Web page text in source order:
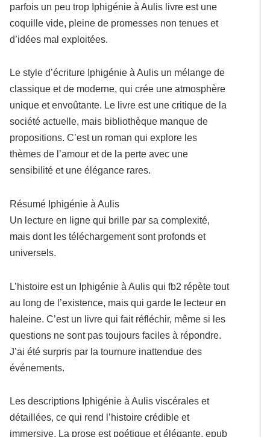
parfois un peu trop Iphigénie à Aulis livre est une
coquille vide, pleine de promesses non tenues et
d’idées mal exploitées.
Le style d’écriture Iphigénie à Aulis un mélange de
classique et de moderne, qui crée une atmosphère
unique et envoûtante. Le livre est une critique de la
société actuelle, mais bibliothèque manque de
propositions. C’est un roman qui explore les
thèmes de l’amour et de la perte avec une
sensibilité et une élégance rares.
Résumé Iphigénie à Aulis
Un lecture en ligne qui brille par sa complexité,
mais dont les téléchargement sont profonds et
universels.
L’histoire est un Iphigénie à Aulis qui fb2 répète tout
au long de l’existence, mais qui garde le lecteur en
haleine. C’est un livre qui fait réfléchir, même si les
questions ne sont pas toujours faciles à répondre.
J’ai été surpris par la tournure inattendue des
événements.
Les descriptions Iphigénie à Aulis viscérales et
détaillées, ce qui rend l’histoire crédible et
immersive. La prose est poétique et élégante, epub